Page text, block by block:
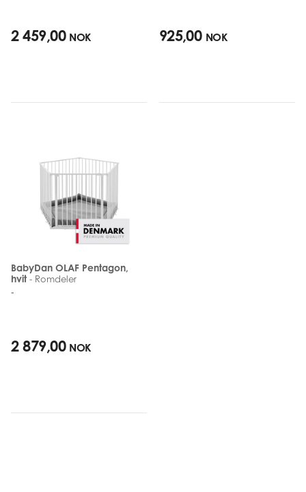
2 459,00 NOK 925,00 NOK
BabyDan OLAF Pentagon,
hvit- Romdeler
-
2 879,00 NOK